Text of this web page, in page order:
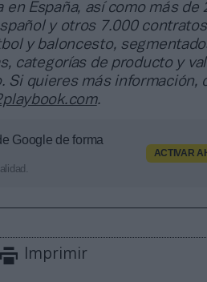
España, así como más de
y otros 7.000
y baloncesto,
categorías de producto y
Si quieres más información,
.
Google de forma
ACTIVAR
Imprimir